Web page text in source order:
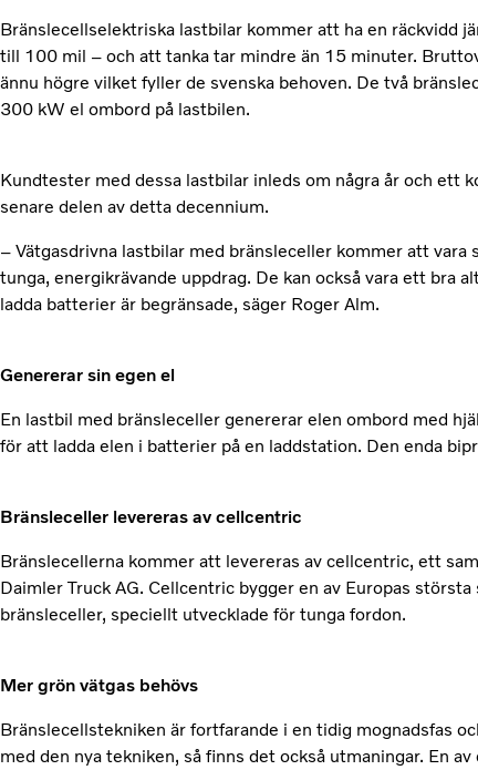
Bränslecellselektriska lastbilar kommer att ha en räckvidd
till 100 mil – och att tanka tar mindre än 15 minuter.
ännu högre vilket fyller de svenska behoven. De två
300 kW el ombord på lastbilen.
Kundtester med dessa lastbilar inleds om några år och ett
senare delen av detta decennium.
– Vätgasdrivna lastbilar med bränsleceller kommer att vara
tunga, energikrävande uppdrag. De kan också vara ett bra
ladda batterier är begränsade, säger Roger Alm.
Genererar sin egen el
En lastbil med bränsleceller genererar elen ombord med
för att ladda elen i batterier på en laddstation. Den enda
Bränsleceller levereras av cellcentric
Bränslecellerna kommer att levereras av cellcentric, ett
Daimler Truck AG. Cellcentric bygger en av Europas
bränsleceller, speciellt utvecklade för tunga fordon.
Mer grön vätgas behövs
Bränslecellstekniken är fortfarande i en tidig mognadsfas
med den nya tekniken, så finns det också utmaningar. En